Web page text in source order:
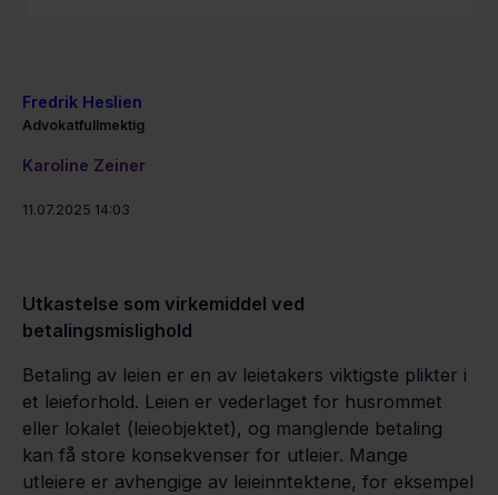
Fredrik Heslien
Advokatfullmektig
Karoline Zeiner
11.07.2025 14:03
Utkastelse som virkemiddel ved
betalingsmislighold
Betaling av leien er en av leietakers viktigste plikter i
et leieforhold. Leien er vederlaget for husrommet
eller lokalet (leieobjektet), og manglende betaling
kan få store konsekvenser for utleier. Mange
utleiere er avhengige av leieinntektene, for eksempel